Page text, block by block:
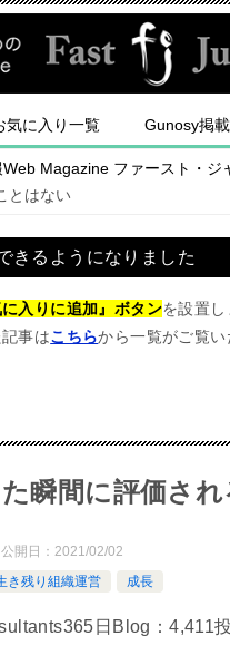
気に入り一覧 Gunosy掲載
Magazine ファースト・ジ
とはない
きるようになりました
に入りに追加』ボタンを設置し
事はこちらから一覧がご覧い
瞬間に評価さ
公開日： 2021/02/02
き残り組織運営
成長
日Blog：4,411